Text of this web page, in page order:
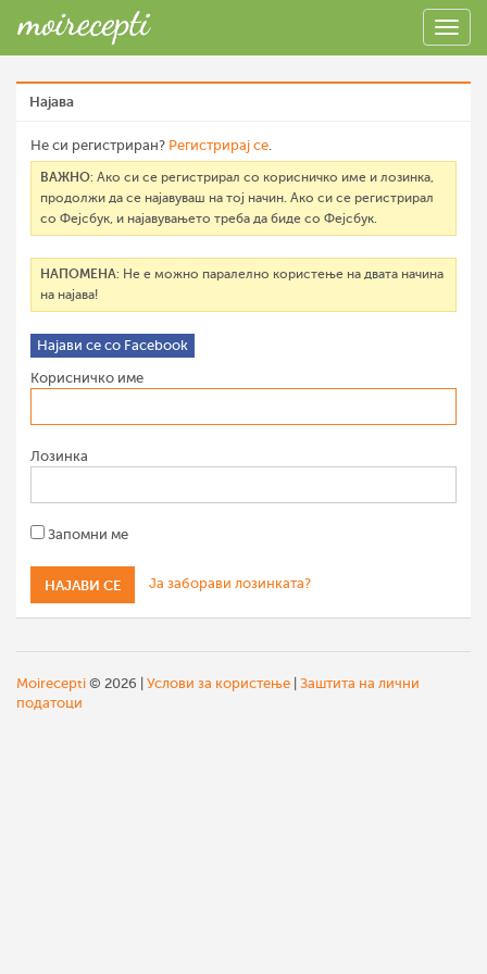
Најава
Не си регистриран? Регистрирај се.
ВАЖНО: Ако си се регистрирал со корисничко име и лозинка,
продолжи да се најавуваш на тој начин. Ако си се регистрирал
со Фејсбук, и најавувањето треба да биде со Фејсбук.
НАПОМЕНА: Не е можно паралелно користење на двата начина
на најава!
Најави се со Facebook
Корисничко име
Лозинка
Запомни ме
Ја заборави лозинката?
Moirecepti © 2026 | Услови за користење Заштита на лични
податоци